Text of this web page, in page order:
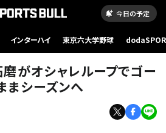
今日の予定
インターハイ 東京六大学野球
がオシャレループでゴー
まシーズンへ